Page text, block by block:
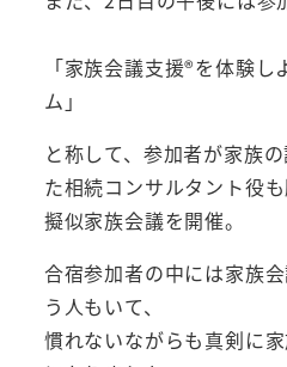
「家族会議支援®︎を体験
ム」
と称して、参加者が家族
た相続コンサルタント役も
擬似家族会議を開催。
合宿参加者の中には家族
う人もいて、
慣れないながらも真剣に